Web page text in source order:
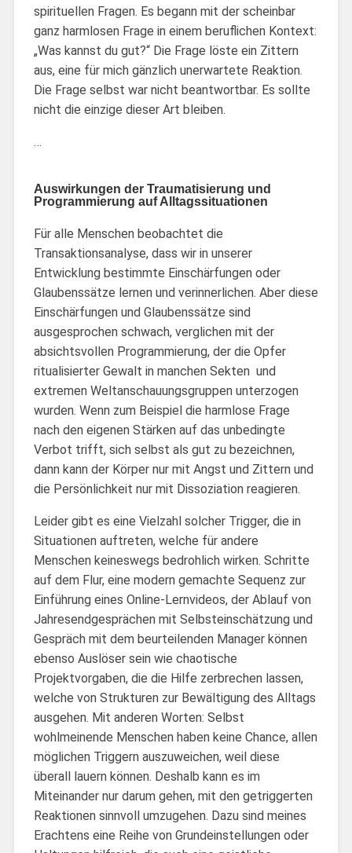
spirituellen Fragen. Es begann mit der scheinbar
ganz harmlosen Frage in einem beruflichen Kontext:
„Was kannst du gut?“ Die Frage löste ein Zittern
aus, eine für mich gänzlich unerwartete Reaktion.
Die Frage selbst war nicht beantwortbar. Es sollte
nicht die einzige dieser Art bleiben.
…
Auswirkungen der Traumatisierung und
Programmierung auf Alltagssituationen
Für alle Menschen beobachtet die
Transaktionsanalyse, dass wir in unserer
Entwicklung bestimmte Einschärfungen oder
Glaubenssätze lernen und verinnerlichen. Aber diese
Einschärfungen und Glaubenssätze sind
ausgesprochen schwach, verglichen mit der
absichtsvollen Programmierung, der die Opfer
ritualisierter Gewalt in manchen Sekten und
extremen Weltanschauungsgruppen unterzogen
wurden. Wenn zum Beispiel die harmlose Frage
nach den eigenen Stärken auf das unbedingte
Verbot trifft, sich selbst als gut zu bezeichnen,
dann kann der Körper nur mit Angst und Zittern und
die Persönlichkeit nur mit Dissoziation reagieren.
Leider gibt es eine Vielzahl solcher Trigger, die in
Situationen auftreten, welche für andere
Menschen keineswegs bedrohlich wirken. Schritte
auf dem Flur, eine modern gemachte Sequenz zur
Einführung eines Online-Lernvideos, der Ablauf von
Jahresendgesprächen mit Selbsteinschätzung und
Gespräch mit dem beurteilenden Manager können
ebenso Auslöser sein wie chaotische
Projektvorgaben, die die Hilfe zerbrechen lassen,
welche von Strukturen zur Bewältigung des Alltags
ausgehen. Mit anderen Worten: Selbst
wohlmeinende Menschen haben keine Chance, allen
möglichen Triggern auszuweichen, weil diese
überall lauern können. Deshalb kann es im
Miteinander nur darum gehen, mit den getriggerten
Reaktionen sinnvoll umzugehen. Dazu sind meines
Erachtens eine Reihe von Grundeinstellungen oder